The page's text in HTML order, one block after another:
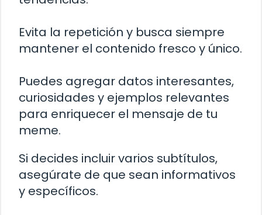
Evita la repetición y busca siempre
mantener el contenido fresco y único.
Puedes agregar datos interesantes,
curiosidades y ejemplos relevantes
para enriquecer el mensaje de tu
meme.
Si decides incluir varios subtítulos,
asegúrate de que sean informativos
y específicos.